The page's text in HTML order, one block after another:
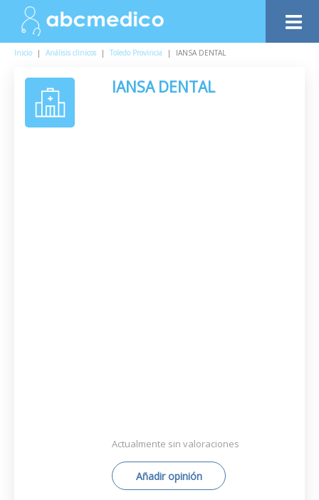
Inicio | Análisis clinicos | Toledo Provincia | IANSA DENTAL
IANSA DENTAL
Actualmente sin valoraciones
Añadir opinión